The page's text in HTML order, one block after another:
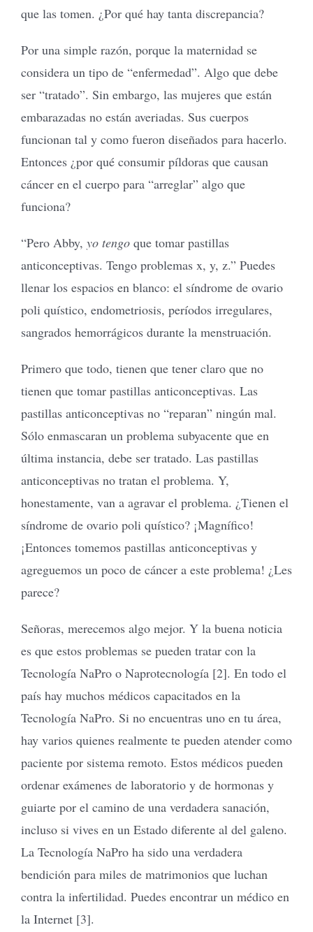
que las tomen. ¿Por qué hay tanta discrepancia?
Por una simple razón, porque la maternidad se
considera un tipo de “enfermedad”. Algo que debe
ser “tratado”. Sin embargo, las mujeres que están
embarazadas no están averiadas. Sus cuerpos
funcionan tal y como fueron diseñados para hacerlo.
Entonces ¿por qué consumir píldoras que causan
cáncer en el cuerpo para “arreglar” algo que
funciona?
“Pero Abby, yo tengo que tomar pastillas
anticonceptivas. Tengo problemas x, y, z.” Puedes
llenar los espacios en blanco: el síndrome de ovario
poli quístico, endometriosis, períodos irregulares,
sangrados hemorrágicos durante la menstruación.
Primero que todo, tienen que tener claro que no
tienen que tomar pastillas anticonceptivas. Las
pastillas anticonceptivas no “reparan” ningún mal.
Sólo enmascaran un problema subyacente que en
última instancia, debe ser tratado. Las pastillas
anticonceptivas no tratan el problema. Y,
honestamente, van a agravar el problema. ¿Tienen el
síndrome de ovario poli quístico? ¡Magnífico!
¡Entonces tomemos pastillas anticonceptivas y
agreguemos un poco de cáncer a este problema! ¿Les
parece?
Señoras, merecemos algo mejor. Y la buena noticia
es que estos problemas se pueden tratar con la
Tecnología NaPro o Naprotecnología [2]. En todo el
país hay muchos médicos capacitados en la
Tecnología NaPro. Si no encuentras uno en tu área,
hay varios quienes realmente te pueden atender como
paciente por sistema remoto. Estos médicos pueden
ordenar exámenes de laboratorio y de hormonas y
guiarte por el camino de una verdadera sanación,
incluso si vives en un Estado diferente al del galeno.
La Tecnología NaPro ha sido una verdadera
bendición para miles de matrimonios que luchan
contra la infertilidad. Puedes encontrar un médico en
la Internet [3].